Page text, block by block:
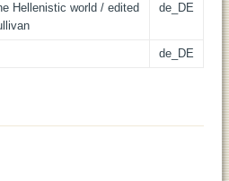
Hellenistic world / edited
de_DE
de_DE